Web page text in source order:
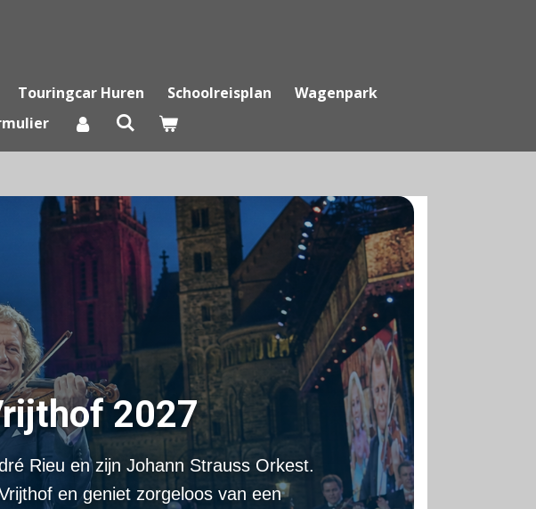
Touringcar Huren Schoolreisplan
Wagenpark
2027
Rieu en zijn Johann Strauss Orkest.
en geniet zorgeloos van een